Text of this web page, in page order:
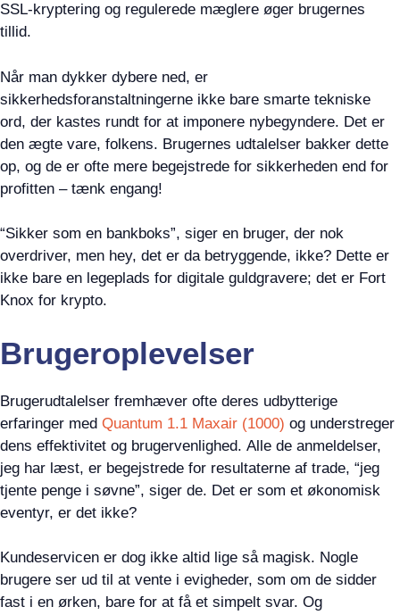
SSL-kryptering og regulerede mæglere øger brugernes
tillid.
Når man dykker dybere ned, er
sikkerhedsforanstaltningerne ikke bare smarte tekniske
ord, der kastes rundt for at imponere nybegyndere. Det er
den ægte vare, folkens. Brugernes udtalelser bakker dette
op, og de er ofte mere begejstrede for sikkerheden end for
profitten – tænk engang!
“Sikker som en bankboks”, siger en bruger, der nok
overdriver, men hey, det er da betryggende, ikke? Dette er
ikke bare en legeplads for digitale guldgravere; det er Fort
Knox for krypto.
Brugeroplevelser
Brugerudtalelser fremhæver ofte deres udbytterige
erfaringer med Quantum 1.1 Maxair (1000) og understreger
dens effektivitet og brugervenlighed. Alle de anmeldelser,
jeg har læst, er begejstrede for resultaterne af trade, “jeg
tjente penge i søvne”, siger de. Det er som et økonomisk
eventyr, er det ikke?
Kundeservicen er dog ikke altid lige så magisk. Nogle
brugere ser ud til at vente i evigheder, som om de sidder
fast i en ørken, bare for at få et simpelt svar. Og